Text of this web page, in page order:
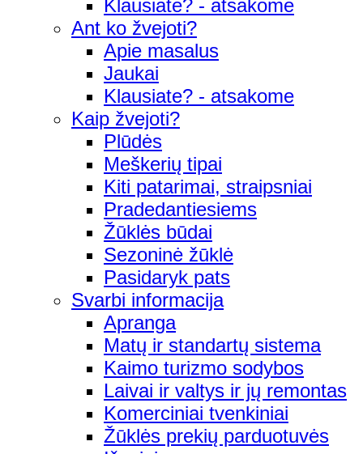
Klausiate? - atsakome
Ant ko žvejoti?
Apie masalus
Jaukai
Klausiate? - atsakome
Kaip žvejoti?
Plūdės
Meškerių tipai
Kiti patarimai, straipsniai
Pradedantiesiems
Žūklės būdai
Sezoninė žūklė
Pasidaryk pats
Svarbi informacija
Apranga
Matų ir standartų sistema
Kaimo turizmo sodybos
Laivai ir valtys ir jų remontas
Komerciniai tvenkiniai
Žūklės prekių parduotuvės